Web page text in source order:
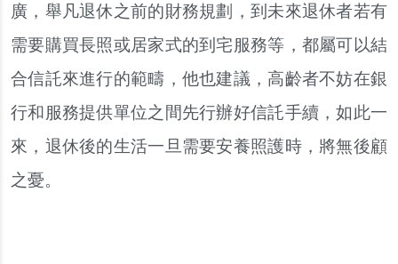
廣，舉凡退休之前的財務規劃，到未來退休者若有
需要購買長照或居家式的到宅服務等，都屬可以結
合信託來進行的範疇，他也建議，高齡者不妨在銀
行和服務提供單位之間先行辦好信託手續，如此一
來，退休後的生活一旦需要安養照護時，將無後顧
之憂。